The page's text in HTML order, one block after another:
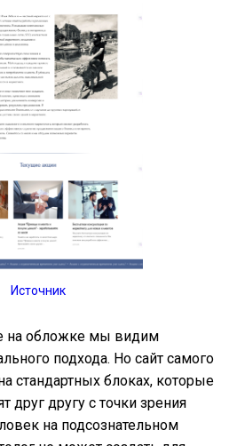
Источник
на обложке мы видим
подхода. Но сайт самого
стандартных блоках, которые
друг другу с точки зрения
на подсознательном